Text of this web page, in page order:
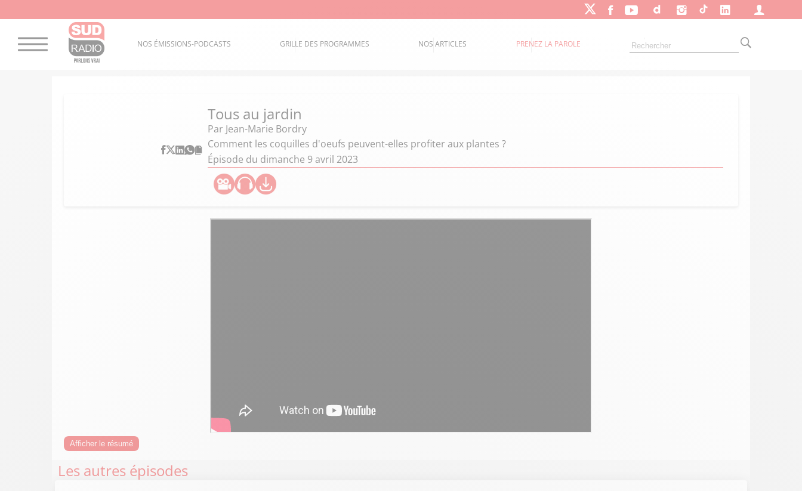
NOS ÉMISSIONS-PODCASTS GRILLE DES PROGRAMMES NOS ARTICLES PRENEZ LA PAROLE
Tous au jardin
Par Jean-Marie Bordry
Comment les coquilles d'oeufs peuvent-elles profiter aux plantes ?
Épisode du dimanche 9 avril 2023
Afficher le résumé
Les autres épisodes